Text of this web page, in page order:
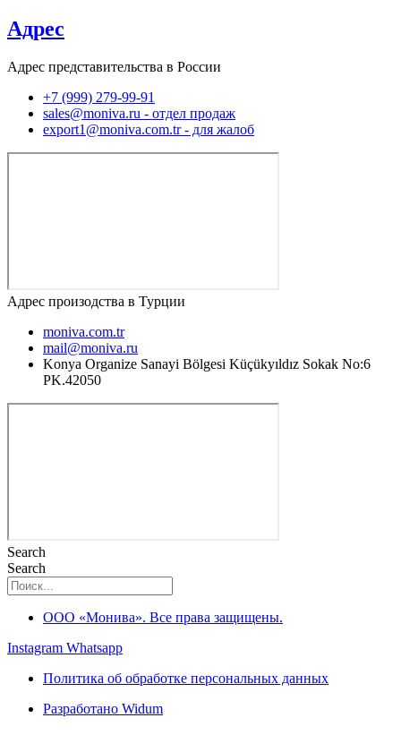
Адрес
Адрес представительства в России
+7 (999) 279-99-91
sales@moniva.ru - отдел продаж
export1@moniva.com.tr - для жалоб
Адрес произодства в Турции
moniva.com.tr
mail@moniva.ru
Konya Organize Sanayi Bölgesi Küçükyıldız Sokak No:6
PK.42050
Search
Search
ООО «Монива». Все права защищены.
Instagram Whatsapp
Политика об обработке персональных данных
Разработано Widum